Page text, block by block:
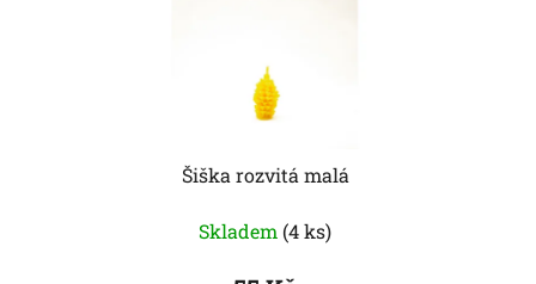
Šiška rozvitá malá
Skladem (4 ks)